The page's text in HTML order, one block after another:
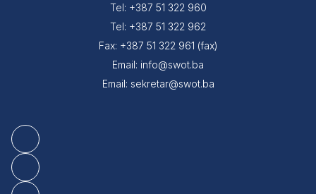
Tel: +387 51 322 960
Tel: +387 51 322 962
Fax: +387 51 322 961 (fax)
Email: info@swot.ba
Email: sekretar@swot.ba